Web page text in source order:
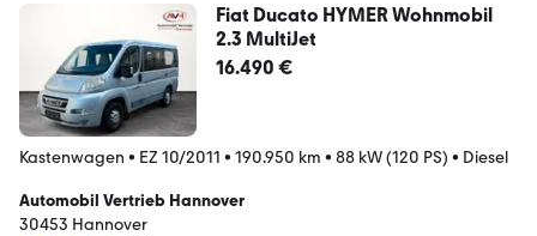
Fiat Ducato HYMER Wohnmobil
2.3 MultiJet
16.490 €
Kastenwagen • EZ 10/2011 • 190.950 km • 88 kW (120 PS) • Diesel
Automobil Vertrieb Hannover
30453 Hannover